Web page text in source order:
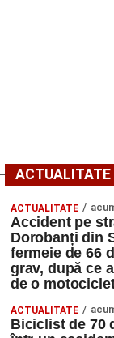
ACTUALITATE
ACTUALITATE
Accident pe
Dorobanți din
fermeie de 66
grav, după ce
de o
ACTUALITATE
Biciclist de 70